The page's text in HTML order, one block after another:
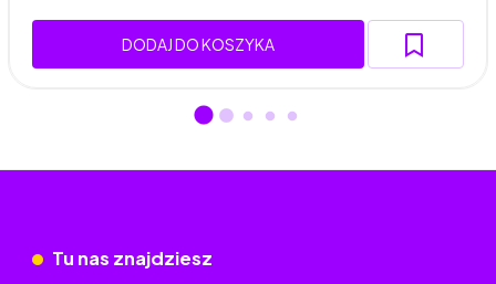
DODAJ DO KOSZYKA
Tu nas znajdziesz